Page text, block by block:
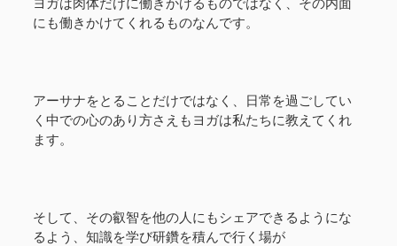
ヨガは肉体だけに働きかけるものではなく、その内面
にも働きかけてくれるものなんです。
アーサナをとることだけではなく、日常を過ごしてい
く中での心のあり方さえもヨガは私たちに教えてくれ
ます。
そして、その叡智を他の人にもシェアできるようにな
るよう、知識を学び研鑽を積んで行く場が